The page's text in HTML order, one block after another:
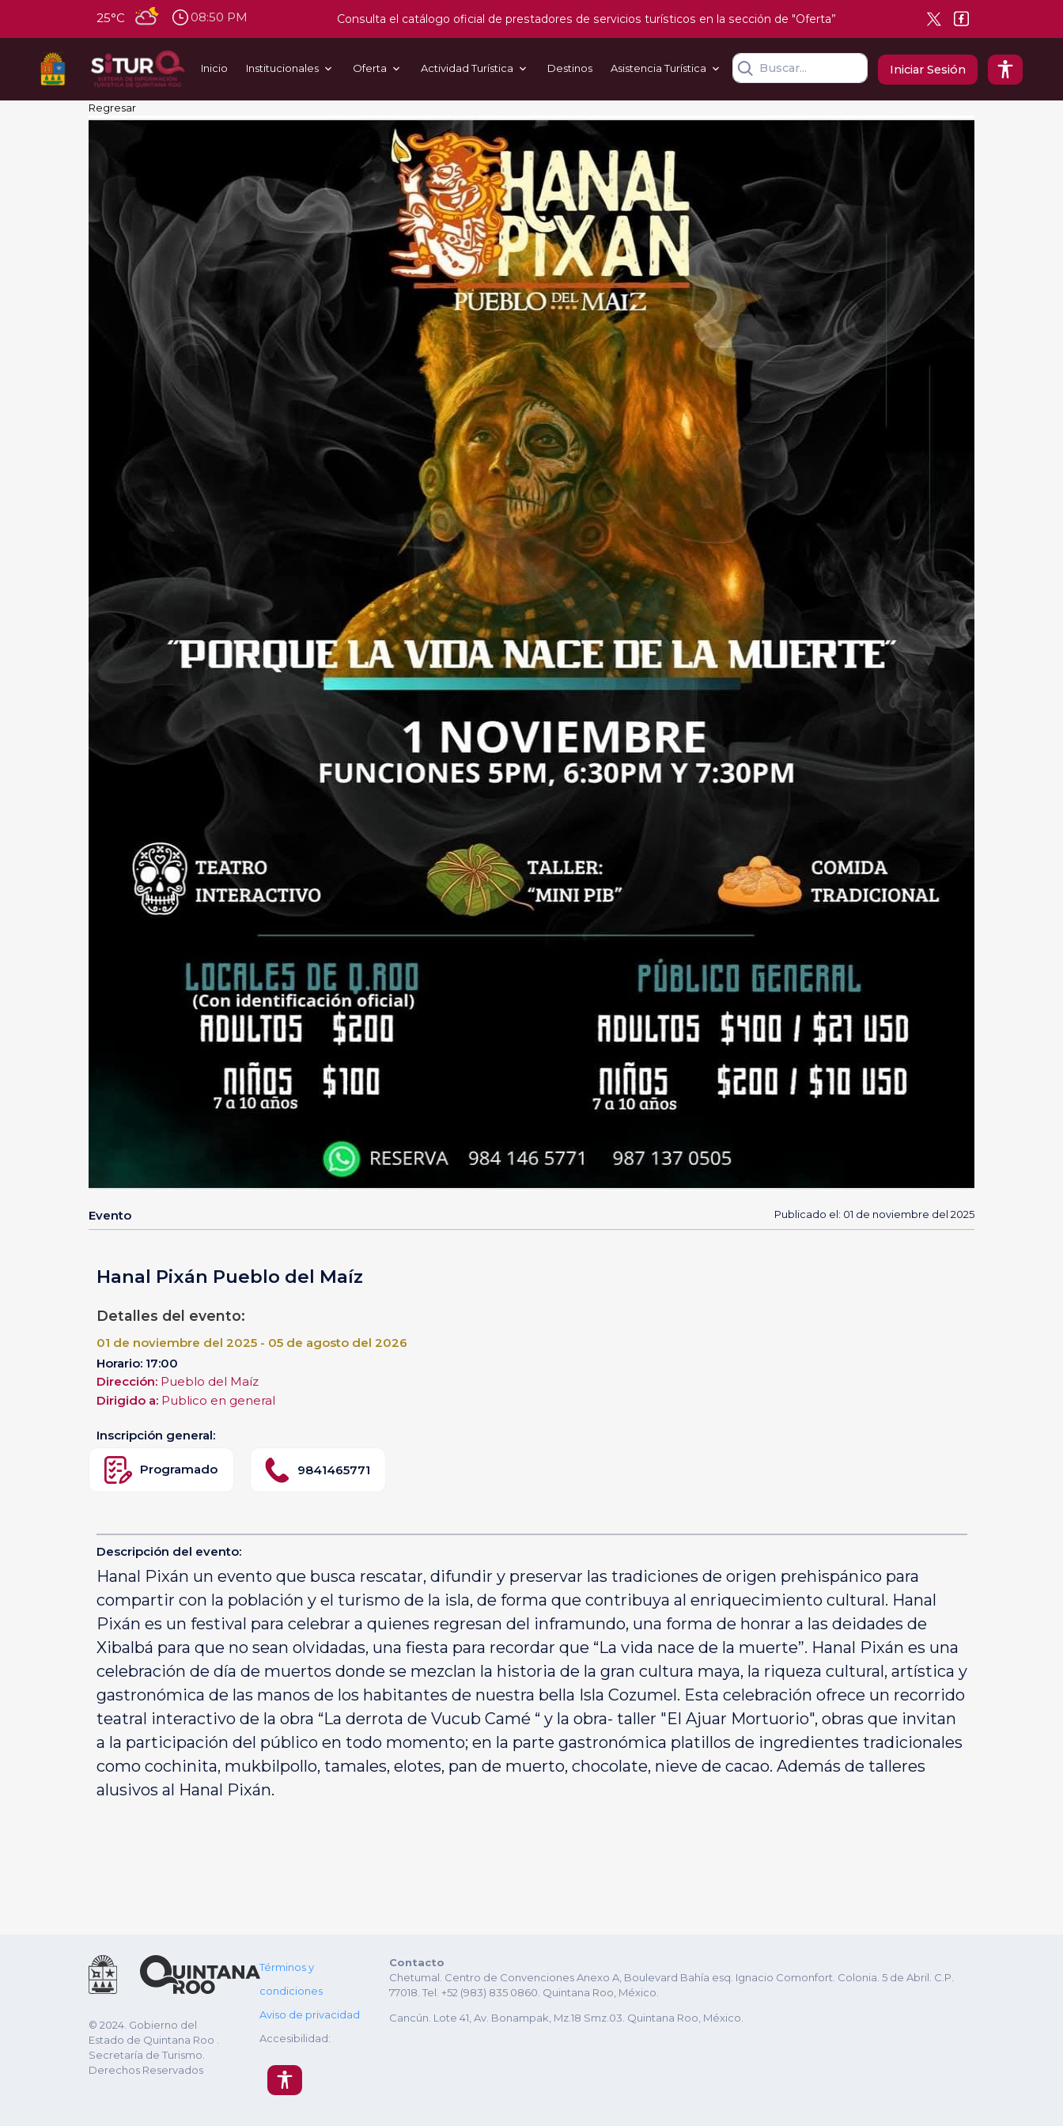
25°C 08:50 PM Consulta el catálogo oficial de prestadores de servicios turísticos en la sección de "Oferta”
Inicio Institucionales Oferta Actividad Turística Destinos Asistencia Turística Iniciar Sesión
Regresar
Evento Publicado el: 01 de noviembre del 2025
Hanal Pixán Pueblo del Maíz
Detalles del evento:
01 de noviembre del 2025 - 05 de agosto del 2026
Horario: 17:00
Dirección: Pueblo del Maíz
Dirigido a: Publico en general
Inscripción general:
Programado 9841465771
Descripción del evento:
Hanal Pixán un evento que busca rescatar, difundir y preservar las tradiciones de origen prehispánico para
compartir con la población y el turismo de la isla, de forma que contribuya al enriquecimiento cultural. Hanal
Pixán es un festival para celebrar a quienes regresan del inframundo, una forma de honrar a las deidades de
Xibalbá para que no sean olvidadas, una fiesta para recordar que “La vida nace de la muerte”. Hanal Pixán es una
celebración de día de muertos donde se mezclan la historia de la gran cultura maya, la riqueza cultural, artística y
gastronómica de las manos de los habitantes de nuestra bella Isla Cozumel. Esta celebración ofrece un recorrido
teatral interactivo de la obra “La derrota de Vucub Camé “ y la obra- taller "El Ajuar Mortuorio", obras que invitan
a la participación del público en todo momento; en la parte gastronómica platillos de ingredientes tradicionales
como cochinita, mukbilpollo, tamales, elotes, pan de muerto, chocolate, nieve de cacao. Además de talleres
alusivos al Hanal Pixán.
© 2024. Gobierno del
Estado de Quintana Roo .
Secretaría de Turismo.
Derechos Reservados
Términos y
condiciones
Aviso de privacidad
Accesibilidad:
Contacto
Chetumal. Centro de Convenciones Anexo A, Boulevard Bahía esq. Ignacio Comonfort. Colonia. 5 de Abril. C.P.
77018. Tel. +52 (983) 835 0860. Quintana Roo, México.
Cancún. Lote 41, Av. Bonampak, Mz.18 Smz.03. Quintana Roo, México.